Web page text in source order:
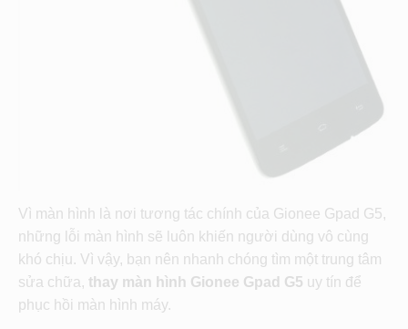
Vì màn hình là nơi tương tác chính của Gionee Gpad G5,
những lỗi màn hình sẽ luôn khiến người dùng vô cùng
khó chịu. Vì vậy, bạn nên nhanh chóng tìm một trung tâm
sửa chữa, thay màn hình Gionee Gpad G5 uy tín để
phục hồi màn hình máy.